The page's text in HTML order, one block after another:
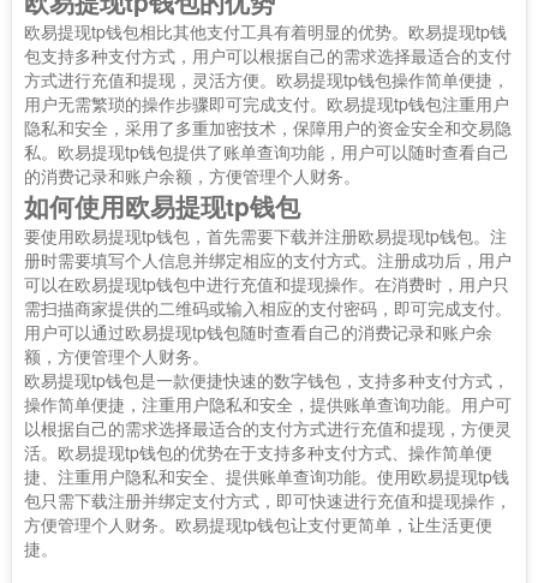
欧易提现tp钱包相比其他支付工具有着明显的优势。欧易提现tp钱
包支持多种支付方式，用户可以根据自己的需求选择最适合的支付
方式进行充值和提现，灵活方便。欧易提现tp钱包操作简单便捷，
用户无需繁琐的操作步骤即可完成支付。欧易提现tp钱包注重用户
隐私和安全，采用了多重加密技术，保障用户的资金安全和交易隐
私。欧易提现tp钱包提供了账单查询功能，用户可以随时查看自己
的消费记录和账户余额，方便管理个人财务。
如何使用欧易提现tp钱包
要使用欧易提现tp钱包，首先需要下载并注册欧易提现tp钱包。注
册时需要填写个人信息并绑定相应的支付方式。注册成功后，用户
可以在欧易提现tp钱包中进行充值和提现操作。在消费时，用户只
需扫描商家提供的二维码或输入相应的支付密码，即可完成支付。
用户可以通过欧易提现tp钱包随时查看自己的消费记录和账户余
额，方便管理个人财务。
欧易提现tp钱包是一款便捷快速的数字钱包，支持多种支付方式，
操作简单便捷，注重用户隐私和安全，提供账单查询功能。用户可
以根据自己的需求选择最适合的支付方式进行充值和提现，方便灵
活。欧易提现tp钱包的优势在于支持多种支付方式、操作简单便
捷、注重用户隐私和安全、提供账单查询功能。使用欧易提现tp钱
包只需下载注册并绑定支付方式，即可快速进行充值和提现操作，
方便管理个人财务。欧易提现tp钱包让支付更简单，让生活更便
捷。